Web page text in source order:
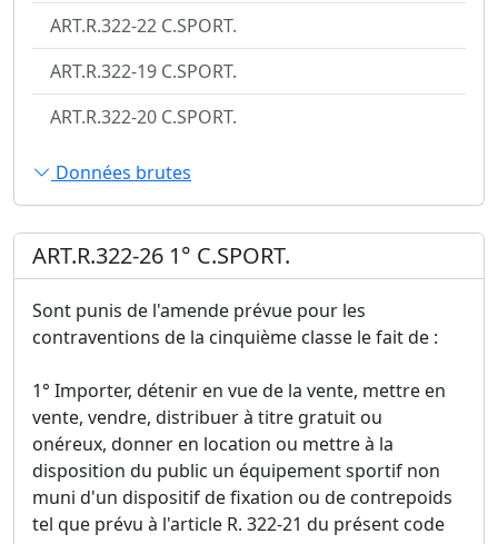
ART.R.322-22 C.SPORT.
ART.R.322-19 C.SPORT.
ART.R.322-20 C.SPORT.
Données brutes
ART.R.322-26 1° C.SPORT.
Sont punis de l'amende prévue pour les
contraventions de la cinquième classe le fait de :
1° Importer, détenir en vue de la vente, mettre en
vente, vendre, distribuer à titre gratuit ou
onéreux, donner en location ou mettre à la
disposition du public un équipement sportif non
muni d'un dispositif de fixation ou de contrepoids
tel que prévu à l'article R. 322-21 du présent code